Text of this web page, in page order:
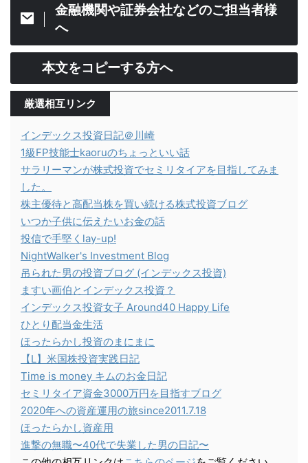
金融機関や証券会社などのご担当者様
へ
本文をコピーする方へ
厳選相互リンク
インデックス投資日記＠川崎
1級FP技能士kaoruのちょっといい話
サラリーマンが株式投資でセミリタイアを目指してみま
した。
株主優待と高配当株を買い続ける株式投資ブログ
いつか子供に伝えたいお金の話
投信で手堅くlay-up!
NightWalker's Investment Blog
吊られた男の投資ブログ (インデックス投資)
ますい画伯とインデックス投資？
インデックス投資女子 Around40 Happy Life
ひとり配当金生活
ほったらかし投資のまにまに
【L】米国株投資実践日記
Time is money キムのお金日記
セミリタイア資金3000万円を目指すブログ
2020年への資産運用の旅since2011.7.18
ほったらかし資産用
進撃の無職〜40代で失業した男の日記〜